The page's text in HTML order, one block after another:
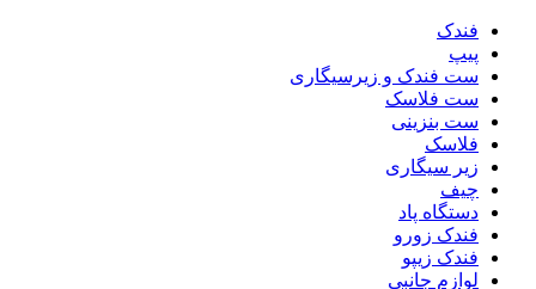
فندک
پیپ
ست فندک و زیرسیگاری
ست فلاسک
ست بنزینی
فلاسک
زیر سیگاری
چیف
دستگاه پاد
فندک زورو
فندک زیپو
لوازم جانبی